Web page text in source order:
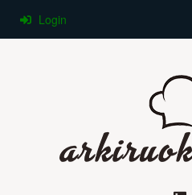
Login